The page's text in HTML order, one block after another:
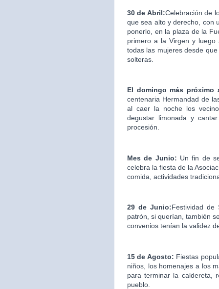
30 de Abril:Celebración de
que sea alto y derecho, con
ponerlo, en la plaza de la
primero a la Virgen y luego
todas las mujeres desde
solteras.
El domingo más
centenaria Hermandad de
al caer la noche los
degustar limonada y
procesión.
Mes de Junio: Un fin de
celebra la fiesta de la
comida, actividades
29 de Junio:Festividad de
patrón, si querían, también
convenios tenían la validez
15 de Agosto: Fiestas
niños, los homenajes a los
para terminar la caldereta,
pueblo.